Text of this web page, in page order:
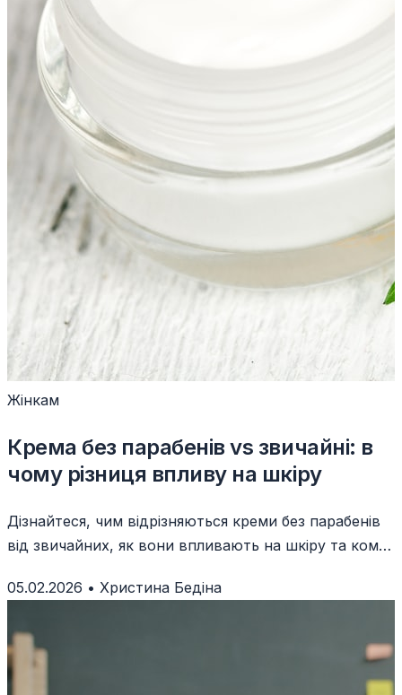
Жінкам
Крема без парабенів vs звичайні: в
чому різниця впливу на шкіру
Дізнайтеся, чим відрізняються креми без парабенів
від звичайних, як вони впливають на шкіру та кому
05.02.2026 • Христина Бедіна